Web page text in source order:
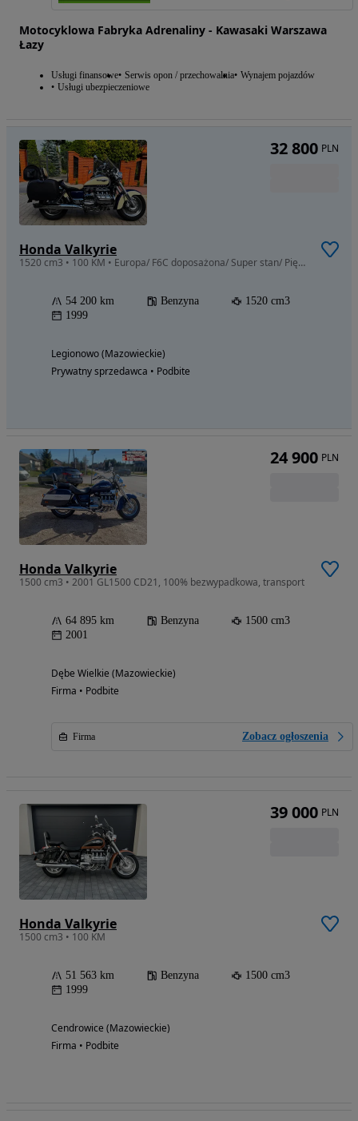
Motocyklowa Fabryka Adrenaliny - Kawasaki Warszawa
Łazy
Usługi finansowe Serwis opon / przechowalnia Wynajem pojazdów
Usługi ubezpieczeniowe
Honda Valkyrie
1520 cm3 • 100 KM • Europa/ F6C doposażona/ Super stan/ Piękne chromy/ Opłaty na rok/Warto
54 200 km Benzyna
1520 cm3
1999
Legionowo (Mazowieckie)
Prywatny sprzedawca • Podbite
32 800 PLN
Honda Valkyrie
1500 cm3 • 2001 GL1500 CD21, 100% bezwypadkowa, transport
64 895 km Benzyna
1500 cm3
2001
Dębe Wielkie (Mazowieckie)
Firma • Podbite
Firma Zobacz ogłoszenia
24 900 PLN
Honda Valkyrie
1500 cm3 • 100 KM
51 563 km Benzyna
1500 cm3
1999
Cendrowice (Mazowieckie)
Firma • Podbite
39 000 PLN